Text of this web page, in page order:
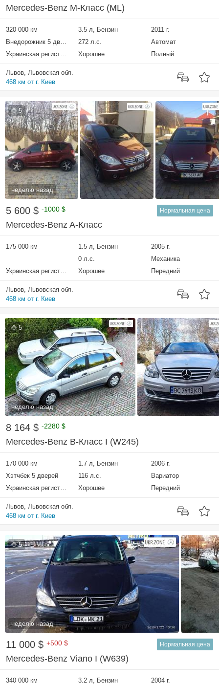
Mercedes-Benz M-Класс (ML)
320 000 км 3.5 л, Бензин
2011 г.
Внедорожник 5 дверей
272 л.с.
Автомат
Украинская регистрация
Хорошее Полный
Львов, Львовская обл.
468 км от г. Киев
5
неделю назад
5 600 $ -1000 $ Нормальная цена
Mercedes-Benz A-Класс
175 000 км 1.5 л, Бензин
2005 г.
0 л.с.
Механика
Украинская регистрация
Хорошее Передний
Львов, Львовская обл.
468 км от г. Киев
5
неделю назад
8 164 $ -2280 $
Mercedes-Benz B-Класс I (W245)
170 000 км 1.7 л, Бензин
2006 г.
Хэтчбек 5 дверей
116 л.с.
Вариатор
Украинская регистрация
Хорошее Передний
Львов, Львовская обл.
468 км от г. Киев
5
неделю назад
11 000 $ +500 $ Нормальная цена
Mercedes-Benz Viano I (W639)
340 000 км 3.2 л, Бензин
2004 г.